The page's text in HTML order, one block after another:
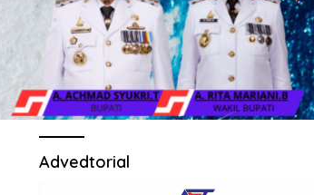
Advedtorial